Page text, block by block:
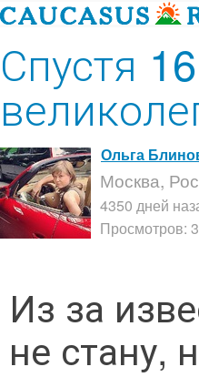
Спустя
Ольга
Москва,
4350 дней
Просмотров:
Из за
не стану,